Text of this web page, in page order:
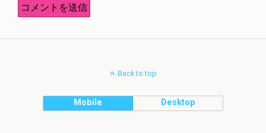
Back to top
Mobile Desktop